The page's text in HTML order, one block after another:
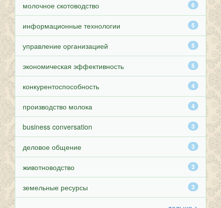
6
молочное скотоводство
5
информационные технологии
5
управление организацией
5
экономическая эффективность
4
конкурентоспособность
4
производство молока
3
business conversation
3
деловое общение
3
животноводство
3
земельные ресурсы